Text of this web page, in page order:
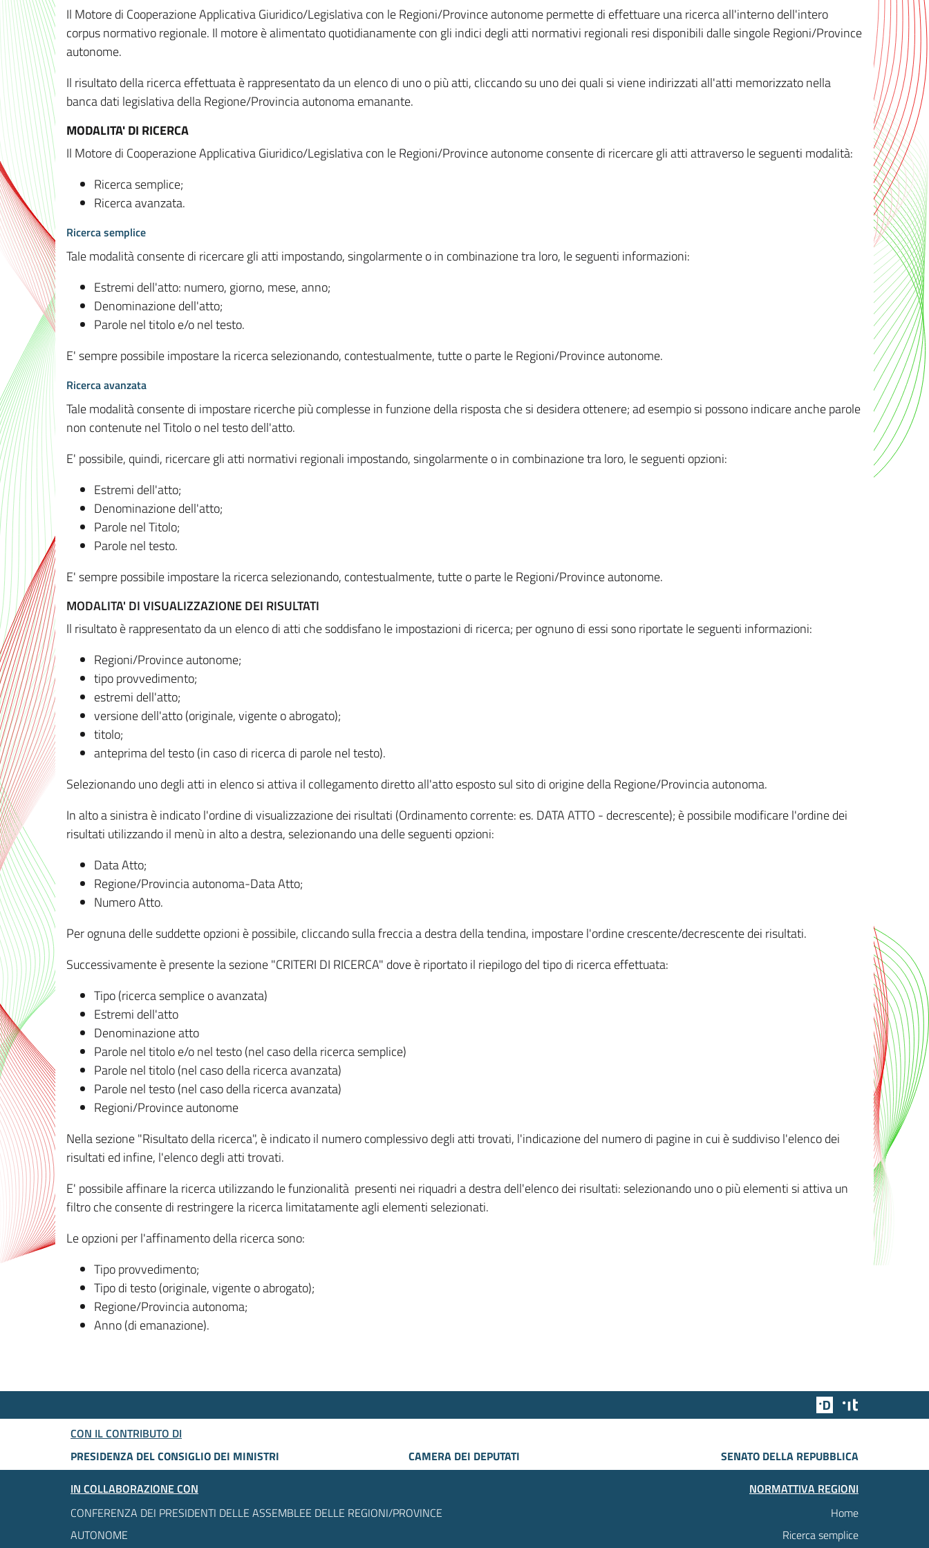
Il Motore di Cooperazione Applicativa Giuridico/Legislativa con le Regioni/Province autonome permette di effettuare una ricerca all'interno dell'intero
corpus normativo regionale. Il motore è alimentato quotidianamente con gli indici degli atti normativi regionali resi disponibili dalle singole Regioni/Province
autonome.
Il risultato della ricerca effettuata è rappresentato da un elenco di uno o più atti, cliccando su uno dei quali si viene indirizzati all'atti memorizzato nella
banca dati legislativa della Regione/Provincia autonoma emanante.
MODALITA' DI RICERCA
Il Motore di Cooperazione Applicativa Giuridico/Legislativa con le Regioni/Province autonome consente di ricercare gli atti attraverso le seguenti modalità:
Ricerca semplice;
Ricerca avanzata.
Ricerca semplice
Tale modalità consente di ricercare gli atti impostando, singolarmente o in combinazione tra loro, le seguenti informazioni:
Estremi dell'atto: numero, giorno, mese, anno;
Denominazione dell'atto;
Parole nel titolo e/o nel testo.
E' sempre possibile impostare la ricerca selezionando, contestualmente, tutte o parte le Regioni/Province autonome.
Ricerca avanzata
Tale modalità consente di impostare ricerche più complesse in funzione della risposta che si desidera ottenere; ad esempio si possono indicare anche parole
non contenute nel Titolo o nel testo dell'atto.
E' possibile, quindi, ricercare gli atti normativi regionali impostando, singolarmente o in combinazione tra loro, le seguenti opzioni:
Estremi dell'atto;
Denominazione dell'atto;
Parole nel Titolo;
Parole nel testo.
E' sempre possibile impostare la ricerca selezionando, contestualmente, tutte o parte le Regioni/Province autonome.
MODALITA' DI VISUALIZZAZIONE DEI RISULTATI
Il risultato è rappresentato da un elenco di atti che soddisfano le impostazioni di ricerca; per ognuno di essi sono riportate le seguenti informazioni:
Regioni/Province autonome;
tipo provvedimento;
estremi dell'atto;
versione dell'atto (originale, vigente o abrogato);
titolo;
anteprima del testo (in caso di ricerca di parole nel testo).
Selezionando uno degli atti in elenco si attiva il collegamento diretto all'atto esposto sul sito di origine della Regione/Provincia autonoma.
In alto a sinistra è indicato l'ordine di visualizzazione dei risultati (Ordinamento corrente: es. DATA ATTO - decrescente); è possibile modificare l'ordine dei
risultati utilizzando il menù in alto a destra, selezionando una delle seguenti opzioni:
Data Atto;
Regione/Provincia autonoma-Data Atto;
Numero Atto.
Per ognuna delle suddette opzioni è possibile, cliccando sulla freccia a destra della tendina, impostare l'ordine crescente/decrescente dei risultati.
Successivamente è presente la sezione "CRITERI DI RICERCA" dove è riportato il riepilogo del tipo di ricerca effettuata:
Tipo (ricerca semplice o avanzata)
Estremi dell'atto
Denominazione atto
Parole nel titolo e/o nel testo (nel caso della ricerca semplice)
Parole nel titolo (nel caso della ricerca avanzata)
Parole nel testo (nel caso della ricerca avanzata)
Regioni/Province autonome
Nella sezione "Risultato della ricerca", è indicato il numero complessivo degli atti trovati, l'indicazione del numero di pagine in cui è suddiviso l'elenco dei
risultati ed infine, l'elenco degli atti trovati.
E' possibile affinare la ricerca utilizzando le funzionalità presenti nei riquadri a destra dell'elenco dei risultati: selezionando uno o più elementi si attiva un
filtro che consente di restringere la ricerca limitatamente agli elementi selezionati.
Le opzioni per l'affinamento della ricerca sono:
Tipo provvedimento;
Tipo di testo (originale, vigente o abrogato);
Regione/Provincia autonoma;
Anno (di emanazione).
Team Digitale
CON IL CONTRIBUTO DI
PRESIDENZA DEL CONSIGLIO DEI MINISTRI
CAMERA DEI DEPUTATI
SENATO DELLA REPUBBLICA
IN COLLABORAZIONE CON
CONFERENZA DEI PRESIDENTI DELLE ASSEMBLEE DELLE REGIONI/PROVINCE
AUTONOME
NORMATTIVA REGIONI
Home
Ricerca semplice